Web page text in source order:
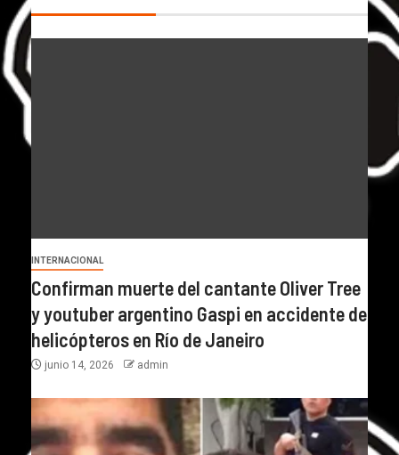
INTERNACIONAL
Confirman muerte del cantante Oliver Tree
y youtuber argentino Gaspi en accidente de
helicópteros en Río de Janeiro
junio 14, 2026 admin